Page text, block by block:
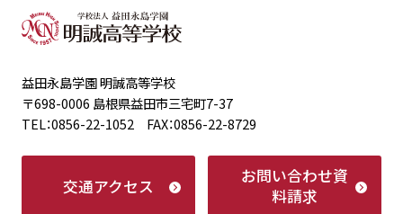
益田永島学園 明誠高等学校
〒698-0006 島根県益田市三宅町7-37
TEL：0856-22-1052 FAX：0856-22-8729
交通アクセス お問い合わせ資
料請求